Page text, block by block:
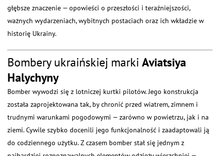
głębsze znaczenie — opowieści o przeszłości i teraźniejszości,
ważnych wydarzeniach, wybitnych postaciach oraz ich wkładzie w
historię Ukrainy.
Bombery ukraińskiej marki Aviatsiya
Halychyny
Bomber wywodzi się z lotniczej kurtki pilotów. Jego konstrukcja
została zaprojektowana tak, by chronić przed wiatrem, zimnem i
trudnymi warunkami pogodowymi — zarówno w powietrzu, jak i na
ziemi. Cywile szybko docenili jego funkcjonalność i zaadaptowali ją
do codziennego użytku. Z czasem bomber stał się jednym z